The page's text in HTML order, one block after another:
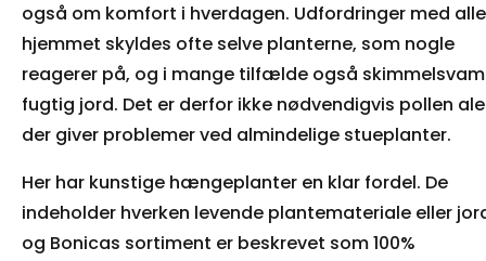
også om komfort i hverdagen. Udfordringer med
hjemmet skyldes ofte selve planterne, som nogle
reagerer på, og i mange tilfælde også
fugtig jord. Det er derfor ikke nødvendigvis pollen
der giver problemer ved almindelige stueplanter.
Her har kunstige hængeplanter en klar fordel. De
indeholder hverken levende plantemateriale eller
og Bonicas sortiment er beskrevet som 100%